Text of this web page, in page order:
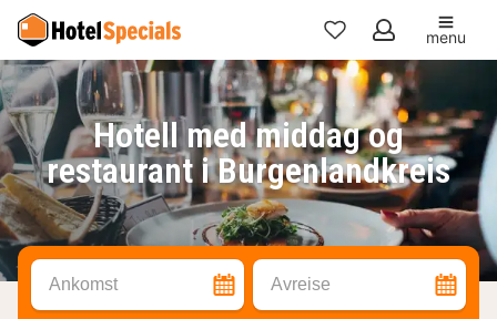
Mine
favoritter
menu
Hotell med middag og
restaurant i Burgenlandkreis
Ankomst Avreise